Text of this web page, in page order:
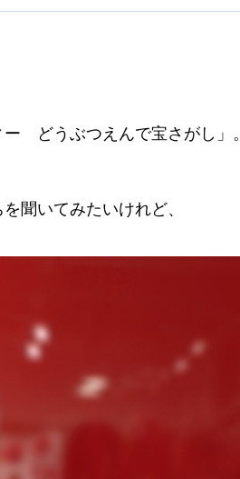
どうぶつえんで宝さがし」。
聞いてみたいけれど、